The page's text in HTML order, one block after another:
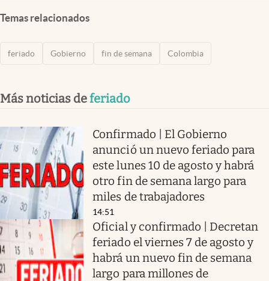
Temas relacionados
feriado Gobierno fin de semana Colombia
Más noticias deferiado
Confirmado | El Gobierno
anunció un nuevo feriado para
este lunes 10 de agosto y habrá
otro fin de semana largo para
miles de trabajadores
14:51
Oficial y confirmado | Decretan
feriado el viernes 7 de agosto y
habrá un nuevo fin de semana
largo para millones de